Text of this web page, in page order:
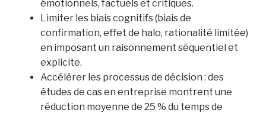
émotionnels, factuels et critiques.
Limiter les biais cognitifs (biais de
confirmation, effet de halo, rationalité limitée)
en imposant un raisonnement séquentiel et
explicite.
Accélérer les processus de décision : des
études de cas en entreprise montrent une
réduction moyenne de 25 % du temps de